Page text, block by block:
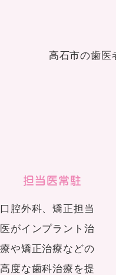
高石市の歯医
担当医常駐
口腔外科、矯正担当
医がインプラント治
療や矯正治療などの
高度な歯科治療を提